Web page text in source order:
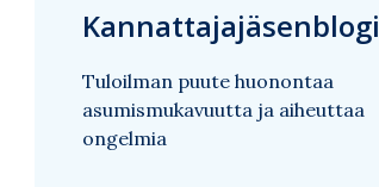
Kannattajajäsenblogi
Tuloilman puute huonontaa
asumismukavuutta ja aiheuttaa
ongelmia